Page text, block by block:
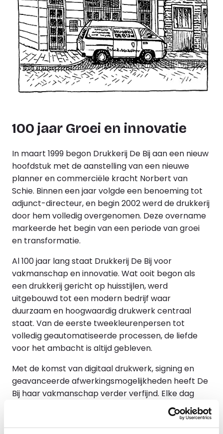
100 jaar Groei en innovatie
In maart 1999 begon Drukkerij De Bij aan een nieuw
hoofdstuk met de aanstelling van een nieuwe
planner en commerciële kracht Norbert van
Schie. Binnen een jaar volgde een benoeming tot
adjunct-directeur, en begin 2002 werd de drukkerij
door hem volledig overgenomen. Deze overname
markeerde het begin van een periode van groei
en transformatie.
Al 100 jaar lang staat Drukkerij De Bij voor
vakmanschap en innovatie. Wat ooit begon als
een drukkerij gericht op huisstijlen, werd
uitgebouwd tot een modern bedrijf waar
duurzaam en hoogwaardig drukwerk centraal
staat. Van de eerste tweekleurenpersen tot
volledig geautomatiseerde processen, de liefde
voor het ambacht is altijd gebleven.
Met de komst van digitaal drukwerk, signing en
geavanceerde afwerkingsmogelijkheden heeft De
Bij haar vakmanschap verder verfijnd. Elke dag
streeft de drukkerij ernaar om beter, mooier en
duurzamer te produceren. Het bedrijf blijft in
beweging, klaar om de toekomst vol nieuwe